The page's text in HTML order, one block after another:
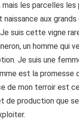
mais les parcelles
aux
suis cette vigne
un homme qui
Je suis une
est la promesse
de mon terroir est
de production que